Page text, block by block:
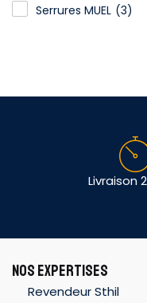
Serrures MUEL (3)
Livraison
NOS EXPERTISES
Revendeur Sthil